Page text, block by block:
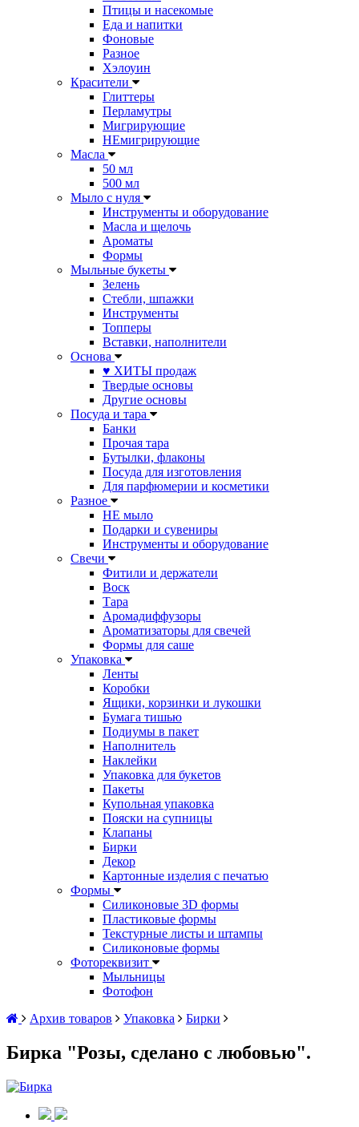
Птицы и насекомые
Еда и напитки
Фоновые
Разное
Хэлоуин
Красители
Глиттеры
Перламутры
Мигрирующие
НЕмигрирующие
Масла
50 мл
500 мл
Мыло с нуля
Инструменты и оборудование
Масла и щелочь
Ароматы
Формы
Мыльные букеты
Зелень
Стебли, шпажки
Инструменты
Топперы
Вставки, наполнители
Основа
♥ ХИТЫ продаж
Твердые основы
Другие основы
Посуда и тара
Банки
Прочая тара
Бутылки, флаконы
Посуда для изготовления
Для парфюмерии и косметики
Разное
НЕ мыло
Подарки и сувениры
Инструменты и оборудование
Свечи
Фитили и держатели
Воск
Тара
Аромадиффузоры
Ароматизаторы для свечей
Формы для саше
Упаковка
Ленты
Коробки
Ящики, корзинки и лукошки
Бумага тишью
Подиумы в пакет
Наполнитель
Наклейки
Упаковка для букетов
Пакеты
Купольная упаковка
Пояски на супницы
Клапаны
Бирки
Декор
Картонные изделия с печатью
Формы
Силиконовые 3D формы
Пластиковые формы
Текстурные листы и штампы
Силиконовые формы
Фотореквизит
Мыльницы
Фотофон
Архив товаров
Упаковка Бирки
Бирка "Розы, сделано с любовью".